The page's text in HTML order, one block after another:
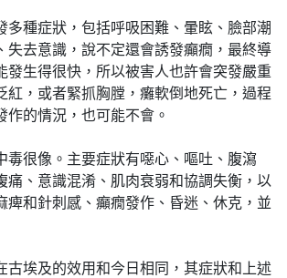
多種症狀，包括呼吸困難、暈眩、臉部潮
失去意識，說不定還會誘發癲癇，最終導
發生得很快，所以被害人也許會突發嚴重
紅，或者緊抓胸膛，癱軟倒地死亡，過程
作的情況，也可能不會。
毒很像。主要症狀有噁心、嘔吐、腹瀉
痛、意識混淆、肌肉衰弱和協調失衡，以
痺和針刺感、癲癇發作、昏迷、休克，並
古埃及的效用和今日相同，其症狀和上述